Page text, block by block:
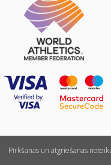
Pirkšanas un atgriešanas